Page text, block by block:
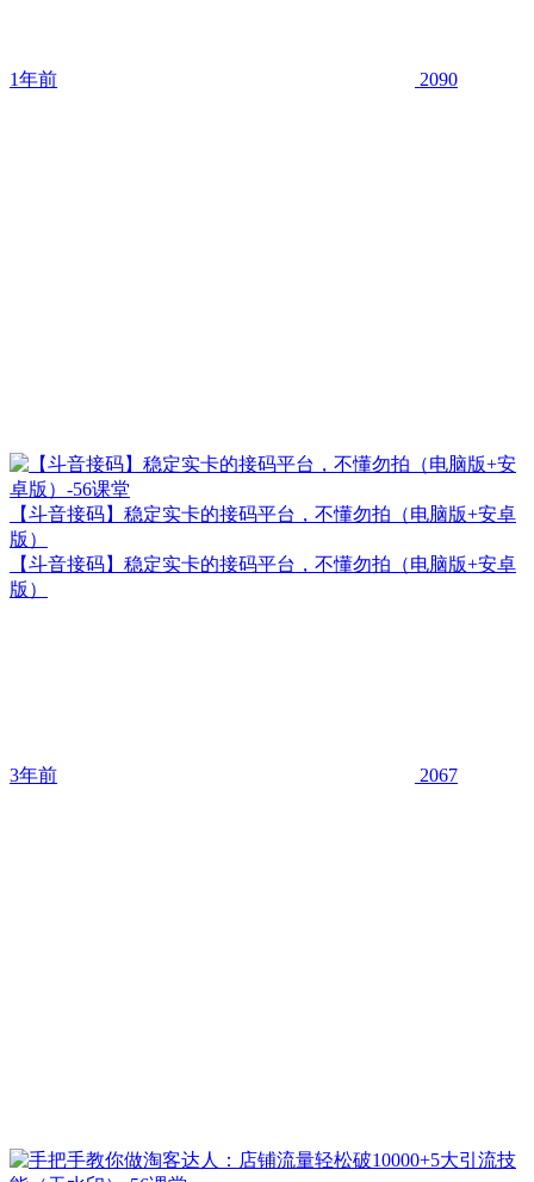
1年前 2090
【斗音接码】稳定实卡的接码平台，不懂勿拍（电脑版+安卓
版）
【斗音接码】稳定实卡的接码平台，不懂勿拍（电脑版+安卓
版）
3年前 2067